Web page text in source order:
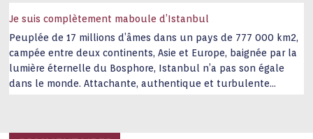
Je suis complètement maboule d’Istanbul
Peuplée de 17 millions d’âmes dans un pays de 777 000 km2,
campée entre deux continents, Asie et Europe, baignée par la
lumière éternelle du Bosphore, Istanbul n’a pas son égale
dans le monde. Attachante, authentique et turbulente